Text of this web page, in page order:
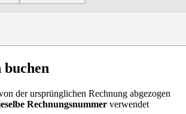
der ursprünglichen Rechnung abgezogen
Rechnungsnummer verwendet